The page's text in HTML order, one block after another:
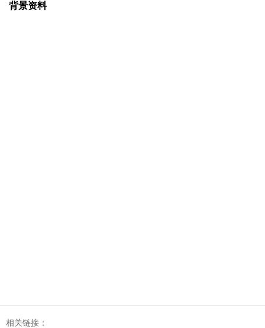
背景资料
相关链接：